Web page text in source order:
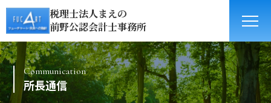
税理士法人まえの
前野公認会計士事務所
Communication
所長通信